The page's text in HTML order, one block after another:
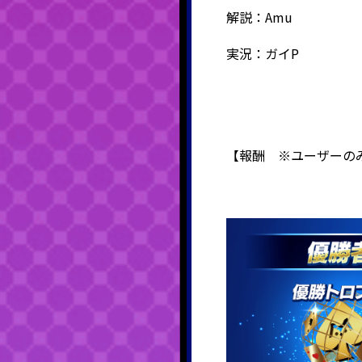
解説：Amu
実況：ガイP
【報酬 ※ユーザーの